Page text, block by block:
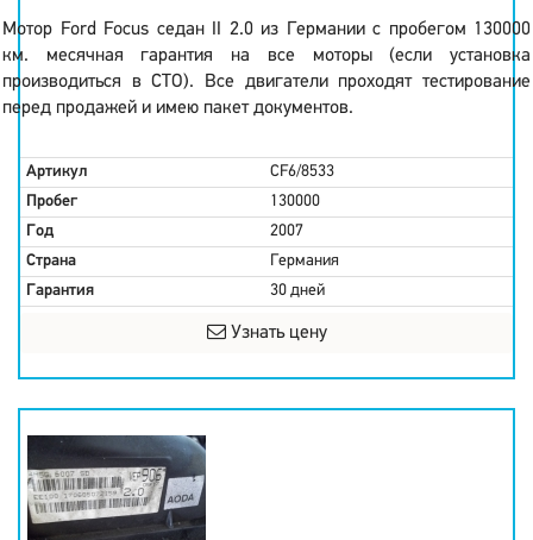
Мотор Ford Focus седан II 2.0 из Германии с пробегом 130000
км. месячная гарантия на все моторы (если установка
производиться в СТО). Все двигатели проходят тестирование
перед продажей и имею пакет документов.
Артикул
CF6/8533
Пробег
130000
Год
2007
Страна
Германия
Гарантия
30 дней
Узнать цену